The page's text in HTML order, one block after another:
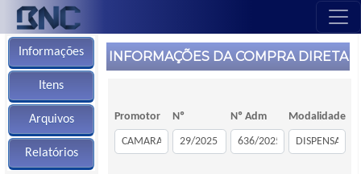
Informações
Itens
Arquivos
Relatórios
INFORMAÇÕES DA COMPRA DIRETA
Promotor Nº Nº Adm Modalidade